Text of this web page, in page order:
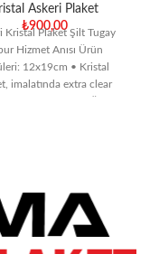
Askeri Plaket
₺900,00
Kristal Plaket Şilt Tugay
Hizmet Anısı Ürün
12x19cm • Kristal
imalatında extra clear